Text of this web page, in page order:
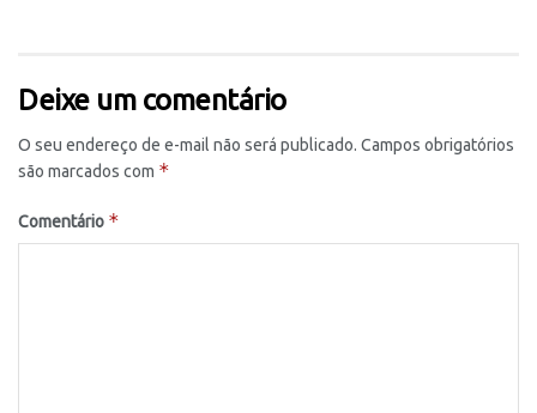
Deixe um comentário
O seu endereço de e-mail não será publicado. Campos obrigatórios
são marcados com *
Comentário *